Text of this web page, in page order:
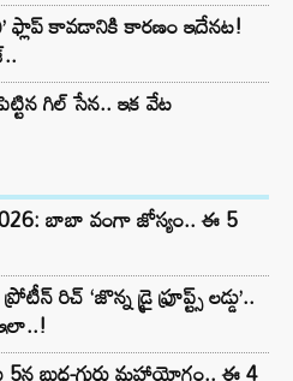
ఫ్లాప్‌ కావడానికి కారణం ఇదేనట!
గిల్ సేన.. ఇక వేట
బాబా వంగా జోస్యం.. ఈ 5
రిచ్ ‘జొన్న డ్రై ఫ్రూప్ట్స్ లడ్డు’..